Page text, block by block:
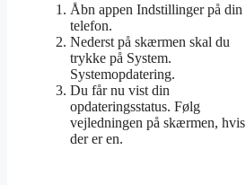
Åbn appen Indstillinger på din
telefon.
Nederst på skærmen skal du
trykke på System.
Systemopdatering.
Du får nu vist din
opdateringsstatus. Følg
vejledningen på skærmen, hvis
der er en.